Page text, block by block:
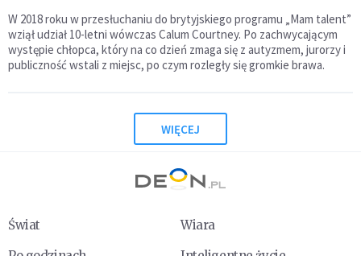
W 2018 roku w przesłuchaniu do brytyjskiego programu „Mam talent”
wziął udział 10-letni wówczas Calum Courtney. Po zachwycającym
występie chłopca, który na co dzień zmaga się z autyzmem, jurorzy i
publiczność wstali z miejsc, po czym rozległy się gromkie brawa.
WIĘCEJ
Świat
Wiara